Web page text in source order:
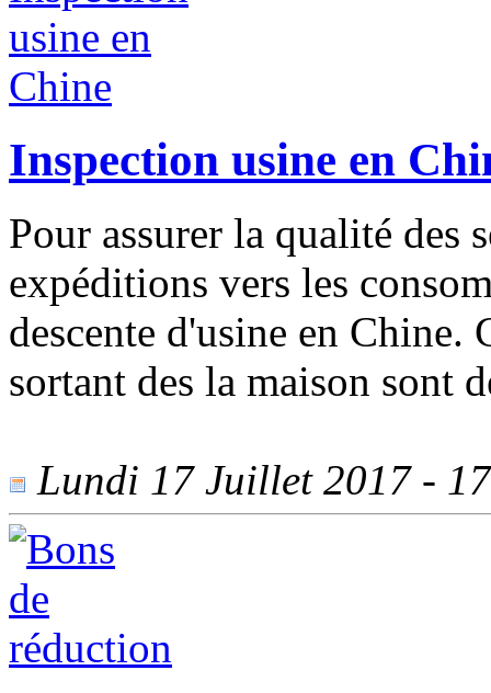
Inspection usine en
Pour assurer la qualité des
expéditions vers les
descente d'usine en
sortant des la maison sont
Lundi 17 Juillet 2017 -